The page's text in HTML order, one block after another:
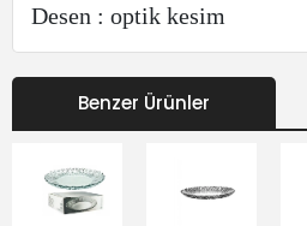
Desen : optik kesim
Benzer Ürünler